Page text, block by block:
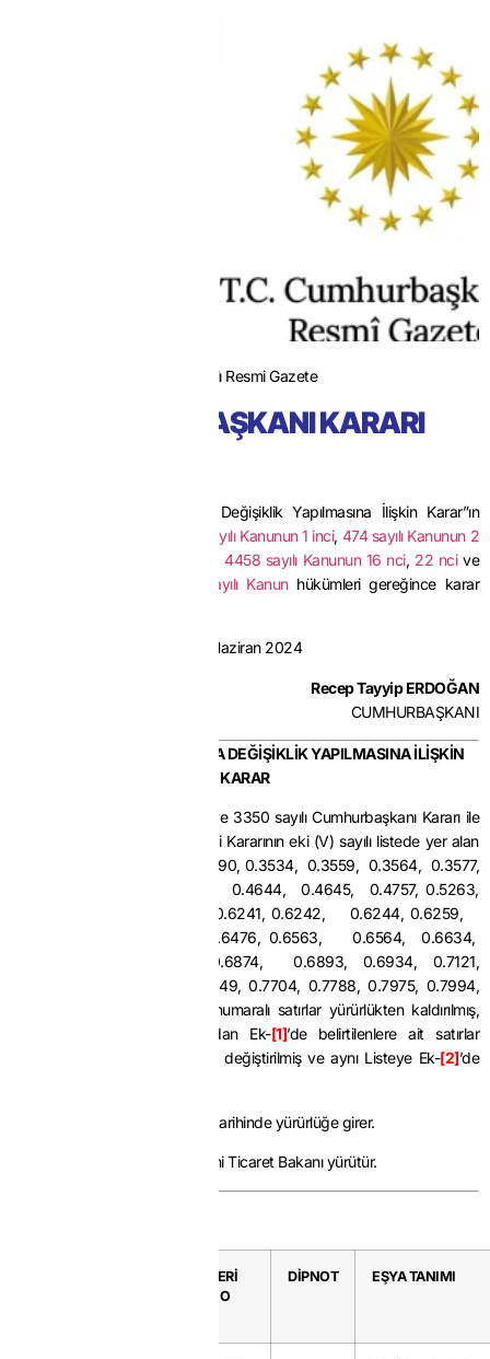
30.06.2024 Tarihli 32459 Sayılı Resmi Gazete
CUMHURBAŞKANI KARARI
Ekli “İthalat Rejimi Kararında Değişiklik Yapılmasına İlişkin Karar”ın
1567 sayılı Kanunun 1 inci, 474 sayılı Kanunun 2
,4458 sayılı Kanunun 16 nci, 22 ncive
2976 sayılı Kanunhükümleri gereğince karar
29 Haziran 2024
Recep Tayyip ERDOĞAN
CUMHURBAŞKANI
İTHALAT REJİMİ KARARINDA DEĞİŞİKLİK YAPILMASINA İLİŞKİN
KARAR
31/12/2020 tarihli ve 3350 sayılı Cumhurbaşkanı Kararı ile
yürürlüğe konulan İthalat Rejimi Kararının eki (V) sayılı listede yer alan
0.2543, 0.2930, 0.2932, 0.2990, 0.3534, 0.3559, 0.3564, 0.3577,
0.3580, 0.3611, 0.3618, 0.4644, 0.4645, 0.4757, 0.5263,
0.5818, 0.5920, 0.6109, 0.6241, 0.6242, 0.6244, 0.6259,
0.6263, 0.6347, 0.6370, 0.6476, 0.6563, 0.6564, 0.6634,
0.6769, 0.6774, 0.6857, 0.6874, 0.6893, 0.6934, 0.7121,
0.7259, 0.7456, 0.7598, 0.7649, 0.7704, 0.7788, 0.7975, 0.7994,
0.8176, 0.8178, 0.8462 seri numaralı satırlar yürürlükten kaldırılmış,
aynı Listede yer alan eşyadan Ek-[1]’de belirtilenlere ait satırlar
karşılarında gösterildiği şekilde değiştirilmiş ve aynı Listeye Ek-[2]’de
Bu Karar 1/7/2024 tarihinde yürürlüğe girer.
Bu Karar hükümlerini Ticaret Bakanı yürütür.
SERİ
NO
DİPNOT EŞYA TANIMI